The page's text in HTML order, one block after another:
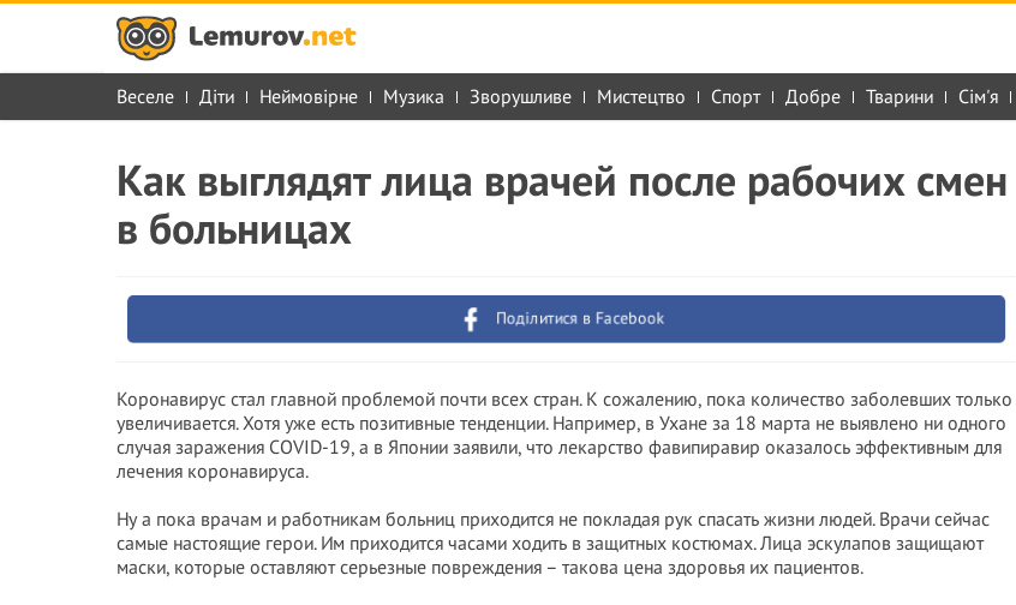
Веселе Діти Неймовірне Музика Зворушливе Мистецтво Спорт Добре Тварини Сім'я
Как выглядят лица врачей после рабочих смен
в больницах
Поділитися в Facebook
Коронавирус стал главной проблемой почти всех стран. К сожалению, пока количество заболевших только
увеличивается. Хотя уже есть позитивные тенденции. Например, в Ухане за 18 марта не выявлено ни одного
случая заражения COVID-19, а в Японии заявили, что лекарство фавипиравир оказалось эффективным для
лечения коронавируса.
Ну а пока врачам и работникам больниц приходится не покладая рук спасать жизни людей. Врачи сейчас
самые настоящие герои. Им приходится часами ходить в защитных костюмах. Лица эскулапов защищают
маски, которые оставляют серьезные повреждения – такова цена здоровья их пациентов.